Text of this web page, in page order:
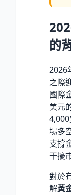
的
2026
之際
國際
美元
場多
支撐
干擾
對於
解黃